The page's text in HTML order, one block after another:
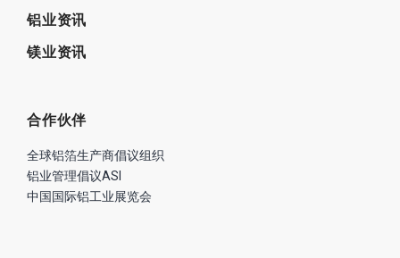
铝业资讯
镁业资讯
合作伙伴
全球铝箔生产商倡议组织
铝业管理倡议ASI
中国国际铝工业展览会